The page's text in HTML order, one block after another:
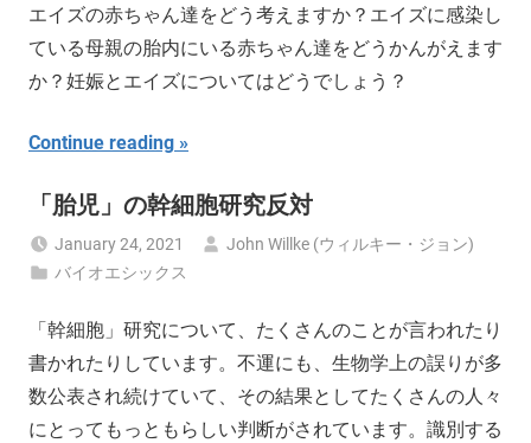
エイズの赤ちゃん達をどう考えますか？エイズに感染し
ている母親の胎内にいる赤ちゃん達をどうかんがえます
か？妊娠とエイズについてはどうでしょう？
Continue reading
「胎児」の幹細胞研究反対
January 24, 2021
John Willke (ウィルキー・ジョン)
バイオエシックス
「幹細胞」研究について、たくさんのことが言われたり
書かれたりしています。不運にも、生物学上の誤りが多
数公表され続けていて、その結果としてたくさんの人々
にとってもっともらしい判断がされています。識別する